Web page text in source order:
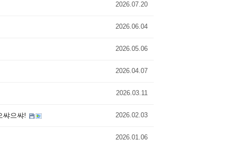
2026.07.20
2026.06.04
2026.05.06
2026.04.07
2026.03.11
쌰으쌰! 2026.02.03
2026.01.06